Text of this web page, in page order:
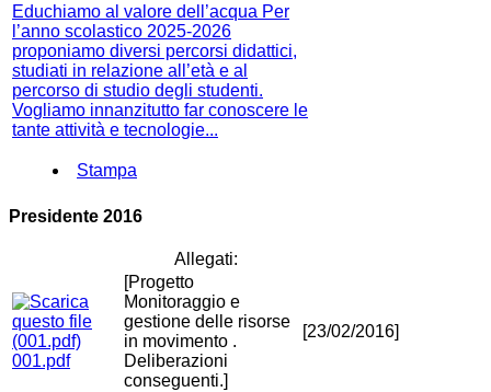
Educhiamo al valore dell’acqua Per
l’anno scolastico 2025-2026
proponiamo diversi percorsi didattici,
studiati in relazione all’età e al
percorso di studio degli studenti.
Vogliamo innanzitutto far conoscere le
tante attività e tecnologie...
Stampa
Presidente 2016
Allegati:
001.pdf
[Progetto
Monitoraggio e
gestione delle risorse
in movimento .
Deliberazioni
conseguenti.]
[23/02/2016]